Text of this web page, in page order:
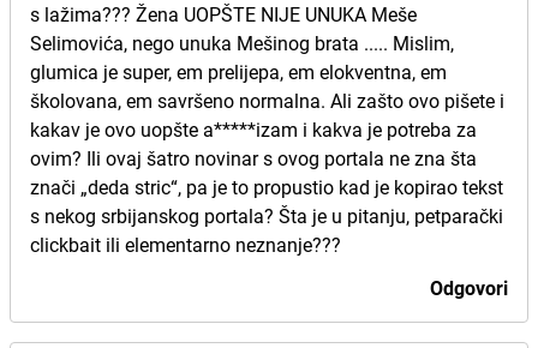
s lažima??? Žena UOPŠTE NIJE UNUKA Meše
Selimovića, nego unuka Mešinog brata ..... Mislim,
glumica je super, em prelijepa, em elokventna, em
školovana, em savršeno normalna. Ali zašto ovo pišete i
kakav je ovo uopšte a*****izam i kakva je potreba za
ovim? Ili ovaj šatro novinar s ovog portala ne zna šta
znači „deda stric“, pa je to propustio kad je kopirao tekst
s nekog srbijanskog portala? Šta je u pitanju, petparački
clickbait ili elementarno neznanje???
Odgovori